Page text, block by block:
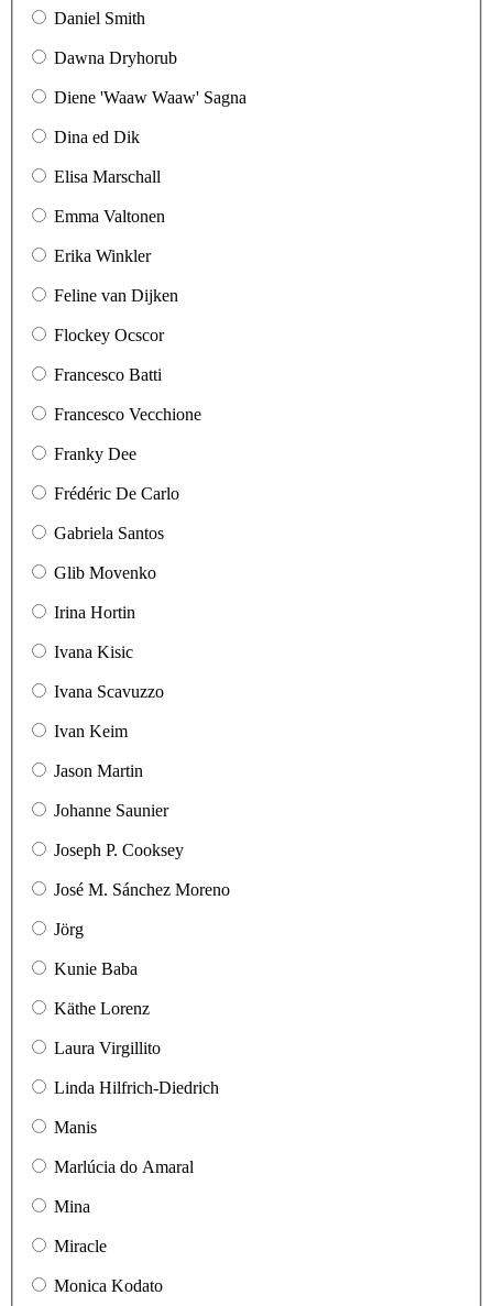
Daniel Smith
Dawna Dryhorub
Diene 'Waaw Waaw' Sagna
Dina ed Dik
Elisa Marschall
Emma Valtonen
Erika Winkler
Feline van Dijken
Flockey Ocscor
Francesco Batti
Francesco Vecchione
Franky Dee
Frédéric De Carlo
Gabriela Santos
Glib Movenko
Irina Hortin
Ivana Kisic
Ivana Scavuzzo
Ivan Keim
Jason Martin
Johanne Saunier
Joseph P. Cooksey
José M. Sánchez Moreno
Jörg
Kunie Baba
Käthe Lorenz
Laura Virgillito
Linda Hilfrich-Diedrich
Manis
Marlúcia do Amaral
Mina
Miracle
Monica Kodato